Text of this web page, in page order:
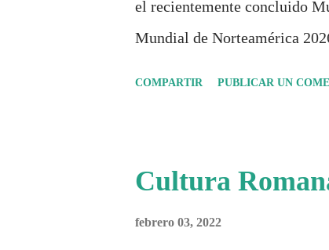
el recientemente concluido
Mundial de Norteamérica
punto de quiebre?" Este
únicamente quién ganó o
COMPARTIR PUBLICAR UN
Cultura
febrero 03, 2022